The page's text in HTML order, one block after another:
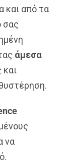
και από τα
σας
άμεσα
να